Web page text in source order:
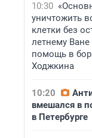
10:30
уничтожить
клетки без
летнему Ване
помощь в
Ходжкина
10:20
вмешался в
в Петербурге